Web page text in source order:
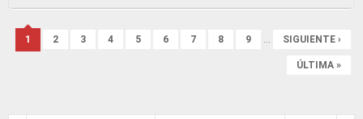
Páginas
1 2 3 4 5 6 7 8 9 … SIGUIENTE ›
ÚLTIMA »